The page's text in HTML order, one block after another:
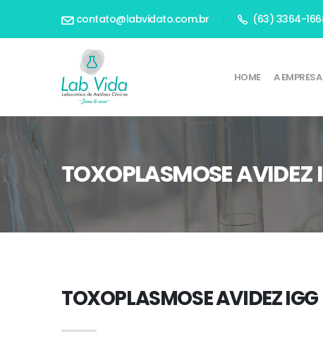
contato@labvidato.com.br (63) 3364-
HOME A EMPRESA
TOXOPLASMOSE AVIDEZ
TOXOPLASMOSE AVIDEZ IGG